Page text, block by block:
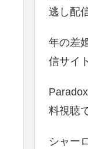
逃し配
年の差
信サイ
料視聴
シャー